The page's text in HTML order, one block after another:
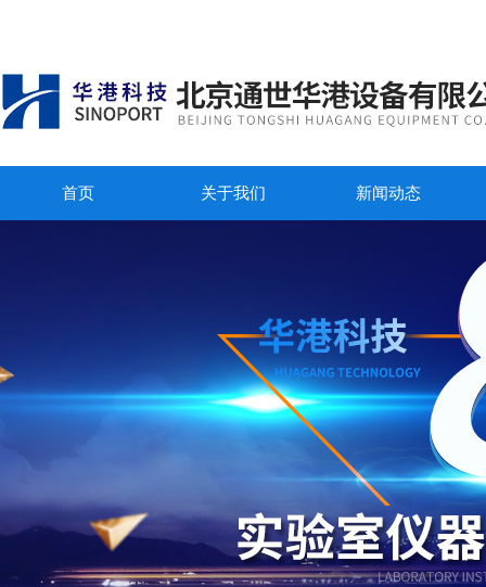
首页 关于我们 新闻动态